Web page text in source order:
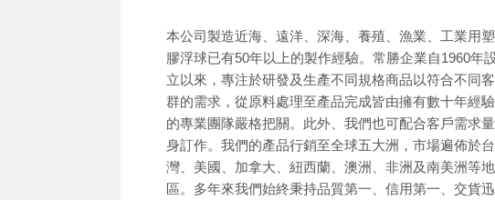
本公司製造近海、遠洋、深海、養殖、漁業、工業用塑
膠浮球已有50年以上的製作經驗。常勝企業自1960年
立以來，專注於研發及生產不同規格商品以符合不同客
群的需求，從原料處理至產品完成皆由擁有數十年經驗
的專業團隊嚴格把關。此外、我們也可配合客戶需求量
身訂作。我們的產品行銷至全球五大洲，市場遍佈於台
灣、美國、加拿大、紐西蘭、澳洲、非洲及南美洲等地
區。多年來我們始終秉持品質第一、信用第一、交貨迅